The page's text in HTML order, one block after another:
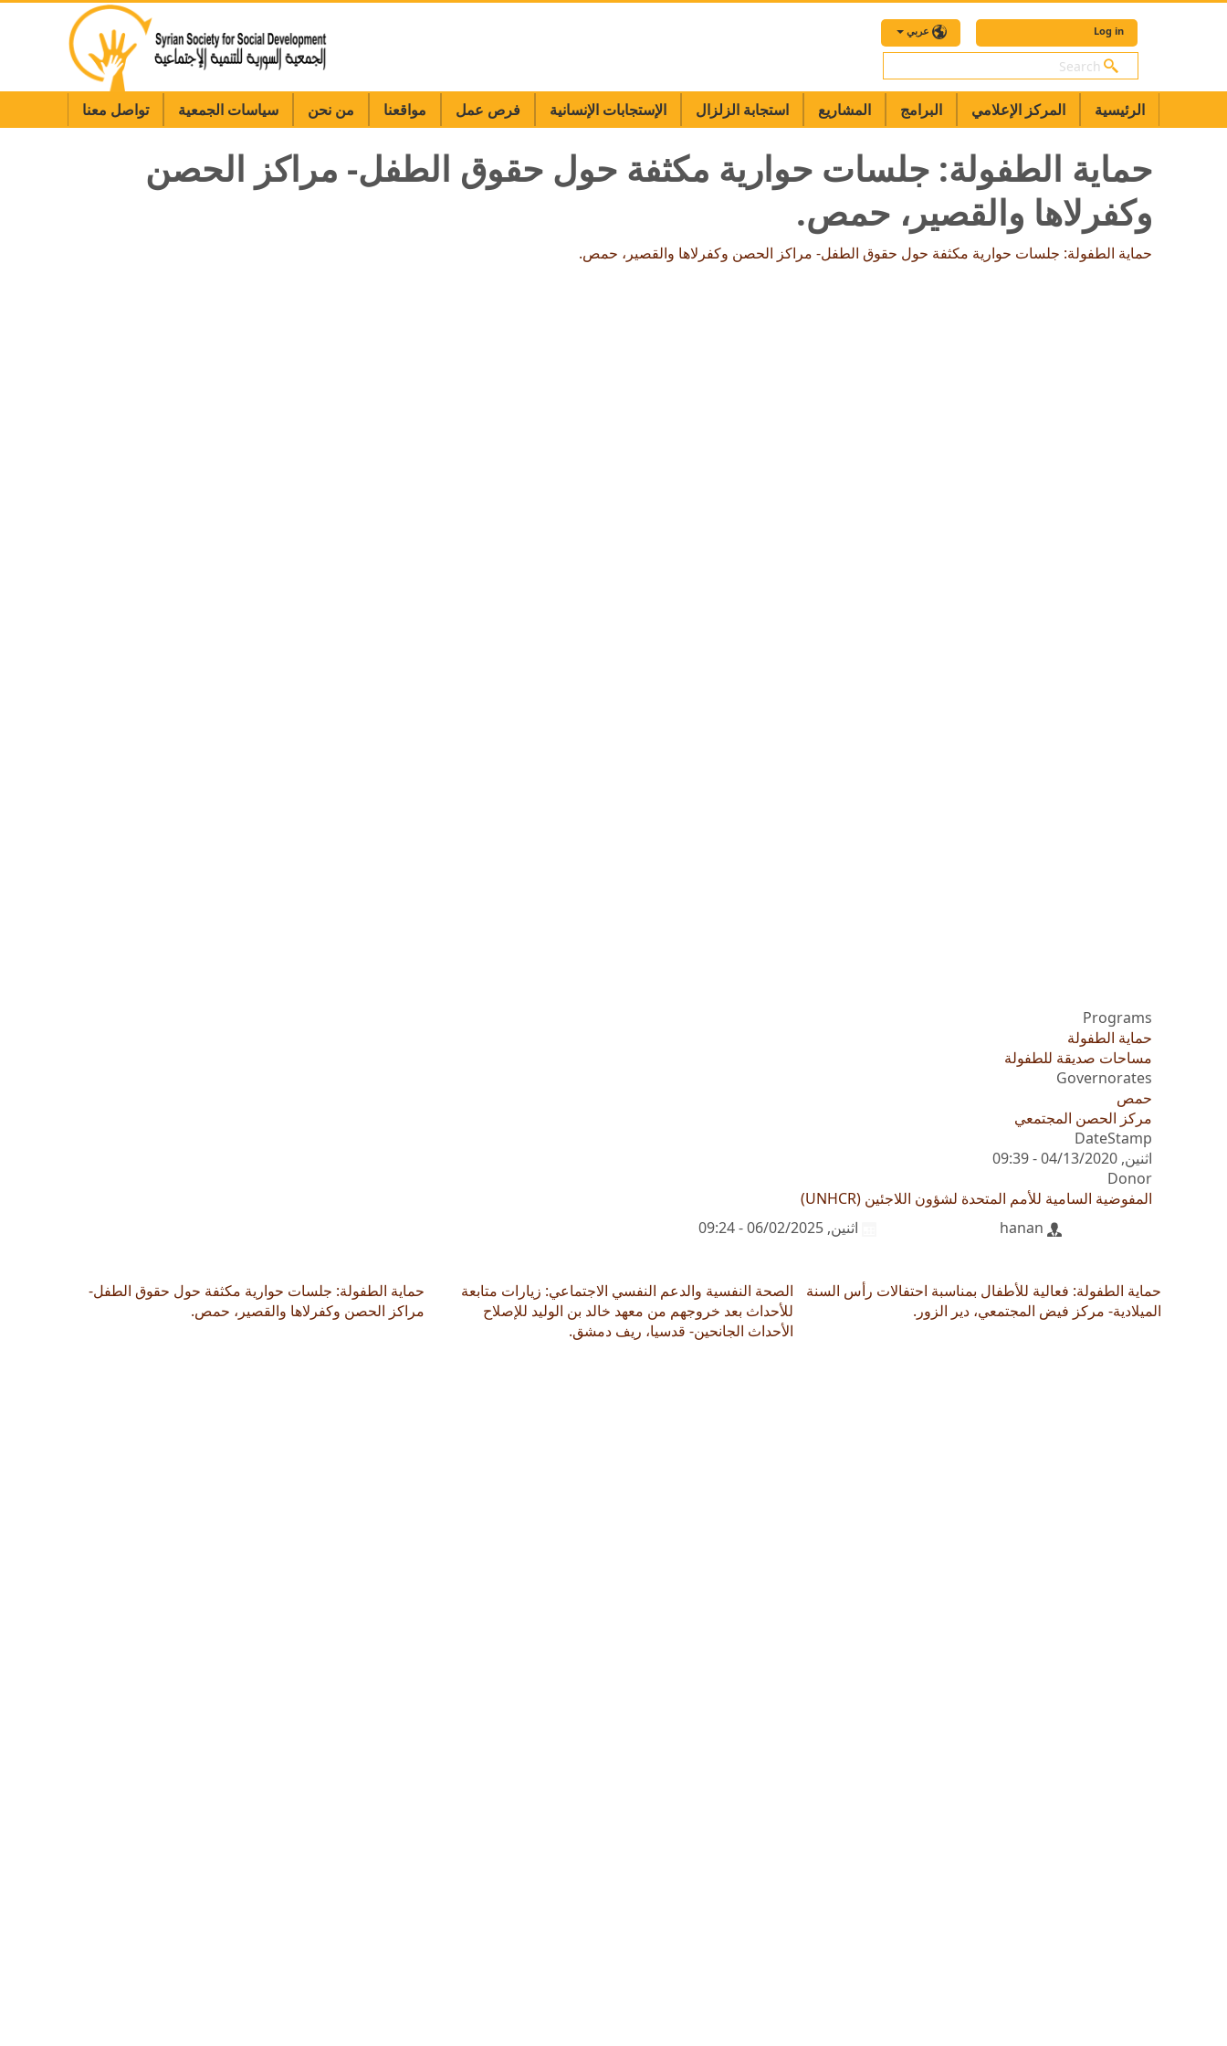
عربي Log in
بحث
الرئيسية المركز الإعلامي البرامج المشاريع استجابة الزلزال الإستجابات الإنسانية فرص عمل مواقعنا من نحن سياسات الجمعية تواصل معنا
حماية الطفولة: جلسات حوارية مكثفة حول حقوق الطفل- مراكز الحصن
وكفرلاها والقصير، حمص.
حماية الطفولة: جلسات حوارية مكثفة حول حقوق الطفل- مراكز الحصن وكفرلاها والقصير، حمص.
Programs
حماية الطفولة
مساحات صديقة للطفولة
Governorates
حمص
مركز الحصن المجتمعي
DateStamp
اثنين, 04/13/2020 - 09:39
Donor
المفوضية السامية للأمم المتحدة لشؤون اللاجئين (UNHCR)
اثنين, 06/02/2025 - 09:24
hanan
حماية الطفولة: جلسات حوارية مكثفة حول حقوق الطفل-
مراكز الحصن وكفرلاها والقصير، حمص.
الصحة النفسية والدعم النفسي الاجتماعي: زيارات متابعة
للأحداث بعد خروجهم من معهد خالد بن الوليد للإصلاح
الأحداث الجانحين- قدسيا، ريف دمشق.
حماية الطفولة: فعالية للأطفال بمناسبة احتفالات رأس السنة
الميلادية- مركز فيض المجتمعي، دير الزور.